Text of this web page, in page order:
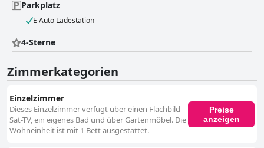
Parkplatz
E Auto Ladestation
4-Sterne
Zimmerkategorien
Einzelzimmer
Dieses Einzelzimmer verfügt über einen Flachbild-
Sat-TV, ein eigenes Bad und über Gartenmöbel. Die
Wohneinheit ist mit 1 Bett ausgestattet.
Preise
anzeigen